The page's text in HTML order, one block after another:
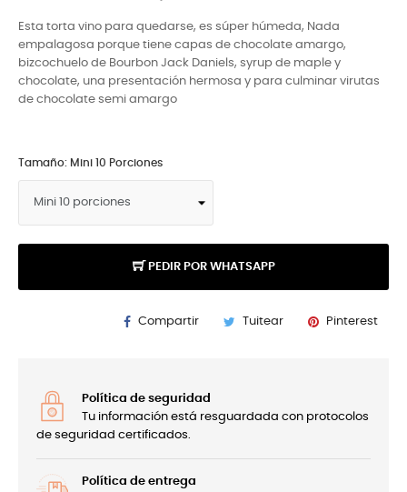
Esta torta vino para quedarse, es súper húmeda, Nada
empalagosa porque tiene capas de chocolate amargo,
bizcochuelo de Bourbon Jack Daniels, syrup de maple y
chocolate, una presentación hermosa y para culminar virutas
de chocolate semi amargo
Tamaño: Mini 10 Porciones
PEDIR POR WHATSAPP
Compartir Tuitear Pinterest
Política de seguridad
Tu información está resguardada con protocolos
de seguridad certificados.
Política de entrega